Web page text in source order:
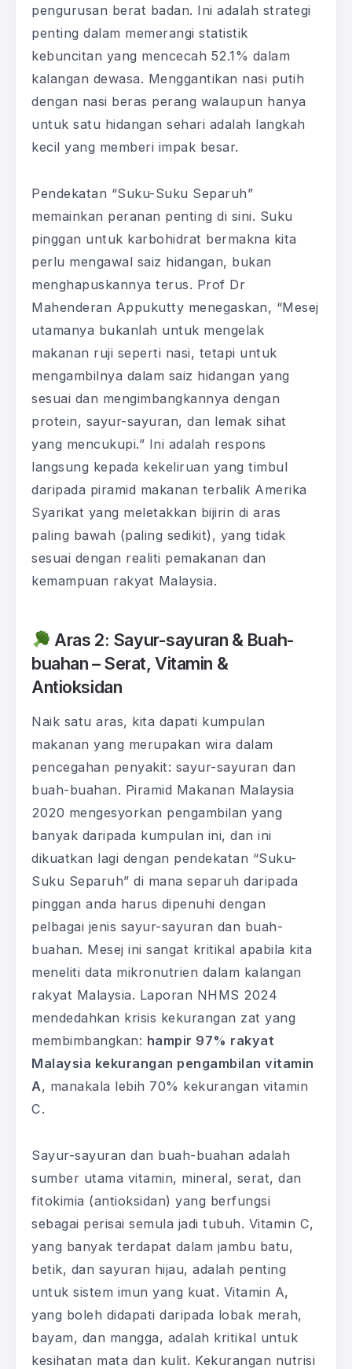
pengurusan berat badan. Ini adalah strategi
penting dalam memerangi statistik
kebuncitan yang mencecah 52.1% dalam
kalangan dewasa. Menggantikan nasi putih
dengan nasi beras perang walaupun hanya
untuk satu hidangan sehari adalah langkah
kecil yang memberi impak besar.
Pendekatan “Suku-Suku Separuh”
memainkan peranan penting di sini. Suku
pinggan untuk karbohidrat bermakna kita
perlu mengawal saiz hidangan, bukan
menghapuskannya terus. Prof Dr
Mahenderan Appukutty menegaskan, “Mesej
utamanya bukanlah untuk mengelak
makanan ruji seperti nasi, tetapi untuk
mengambilnya dalam saiz hidangan yang
sesuai dan mengimbangkannya dengan
protein, sayur-sayuran, dan lemak sihat
yang mencukupi.” Ini adalah respons
langsung kepada kekeliruan yang timbul
daripada piramid makanan terbalik Amerika
Syarikat yang meletakkan bijirin di aras
paling bawah (paling sedikit), yang tidak
sesuai dengan realiti pemakanan dan
kemampuan rakyat Malaysia.
Aras 2: Sayur-sayuran & Buah-
buahan – Serat, Vitamin &
Antioksidan
Naik satu aras, kita dapati kumpulan
makanan yang merupakan wira dalam
pencegahan penyakit: sayur-sayuran dan
buah-buahan. Piramid Makanan Malaysia
2020 mengesyorkan pengambilan yang
banyak daripada kumpulan ini, dan ini
dikuatkan lagi dengan pendekatan “Suku-
Suku Separuh” di mana separuh daripada
pinggan anda harus dipenuhi dengan
pelbagai jenis sayur-sayuran dan buah-
buahan. Mesej ini sangat kritikal apabila kita
meneliti data mikronutrien dalam kalangan
rakyat Malaysia. Laporan NHMS 2024
mendedahkan krisis kekurangan zat yang
membimbangkan: hampir 97% rakyat
Malaysia kekurangan pengambilan vitamin
A, manakala lebih 70% kekurangan vitamin
C.
Sayur-sayuran dan buah-buahan adalah
sumber utama vitamin, mineral, serat, dan
fitokimia (antioksidan) yang berfungsi
sebagai perisai semula jadi tubuh. Vitamin C,
yang banyak terdapat dalam jambu batu,
betik, dan sayuran hijau, adalah penting
untuk sistem imun yang kuat. Vitamin A,
yang boleh didapati daripada lobak merah,
bayam, dan mangga, adalah kritikal untuk
kesihatan mata dan kulit. Kekurangan nutrisi